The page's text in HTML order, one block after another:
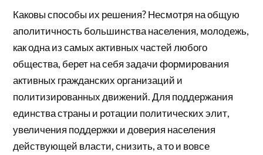
Каковы способы их решения? Несмотря на общую
аполитичность большинства населения, молодежь,
как одна из самых активных частей любого
общества, берет на себя задачи формирования
активных гражданских организаций и
политизированных движений. Для поддержания
единства страны и ротации политических элит,
увеличения поддержки и доверия населения
действующей власти, снизить, а то и вовсе